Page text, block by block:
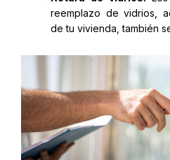
reemplazo de vidrios,
de tu vivienda, también